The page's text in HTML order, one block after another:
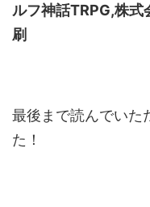
ルフ神話TRPG,株
刷
最後まで読んでいた
た！